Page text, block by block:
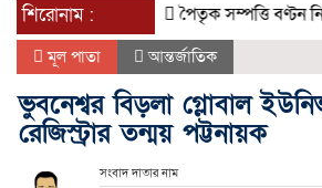
শিরোনাম : পৈতৃক সম্পত্তি বণ্টন নিয়ে
মূল পাতা আন্তর্জাতিক
ভুবনেশ্বর বিড়লা গ্লোবাল
রেজিস্ট্রার তন্ময় পট্টনায়ক
সংবাদ দাতার নাম